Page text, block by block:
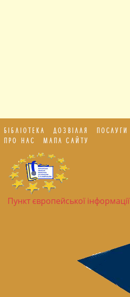
БІБЛІОТЕКА ДОЗВІЛЛЯ ПОСЛУГИ
ПРО НАС
МАПА САЙТУ
Пункт європейської інформації